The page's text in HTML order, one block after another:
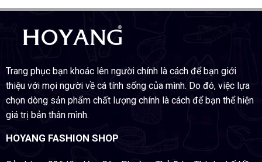
Trang phục bạn khoác lên người chính là cách để bạn giới
thiệu với mọi người về cá tính sống của mình. Do đó, việc lựa
chọn dòng sản phẩm chất lượng chính là cách để bạn thể hiện
giá trị bản thân mình.
HOYANG FASHION SHOP